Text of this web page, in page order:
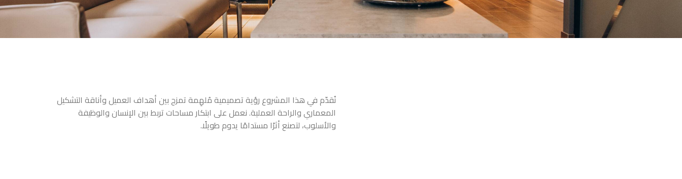
نُقدّم في هذا المشروع رؤية تصميمية مُلهِمة تمزج بين أهداف العميل وأناقة التشكيل
المعماري والراحة العملية. نعمل على ابتكار مساحات تربط بين الإنسان والوظيفة
والأسلوب، لتصنع أثرًا مستدامًا يدوم طويلًا.